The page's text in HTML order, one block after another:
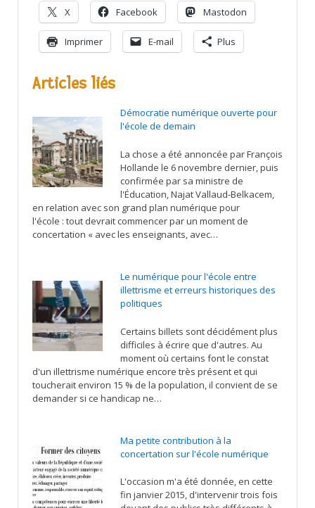
X Facebook Mastodon
Imprimer E-mail Plus
Articles liés
Démocratie numérique ouverte pour
l'école de demain
La chose a été annoncée par François
Hollande le 6 novembre dernier, puis
confirmée par sa ministre de
l'Éducation, Najat Vallaud-Belkacem,
en relation avec son grand plan numérique pour
l'école : tout devrait commencer par un moment de
concertation « avec les enseignants, avec…
Le numérique pour l'école entre
illettrisme et erreurs historiques des
politiques
Certains billets sont décidément plus
difficiles à écrire que d'autres. Au
moment où certains font le constat
d'un illettrisme numérique encore très présent et qui
toucherait environ 15 % de la population, il convient de se
demander si ce handicap ne…
Ma petite contribution à la
concertation sur l'école numérique
L'occasion m'a été donnée, en cette
fin janvier 2015, d'intervenir trois fois